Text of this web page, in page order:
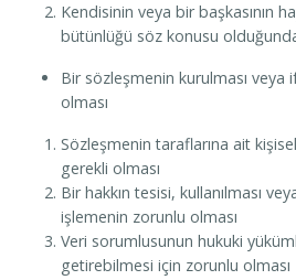
Kendisinin veya bir başkasının
bütünlüğü söz konusu
Bir sözleşmenin kurulması veya
olması
Sözleşmenin taraflarına ait
gerekli olması
Bir hakkın tesisi, kullanılması
işlemenin zorunlu olması
Veri sorumlusunun hukuki
getirebilmesi için zorunlu olması